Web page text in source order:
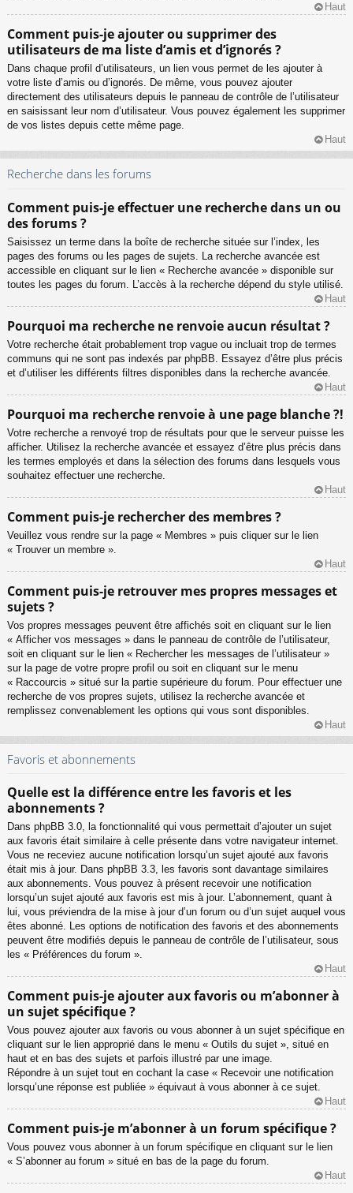
Haut
Comment puis-je ajouter ou supprimer des
utilisateurs de ma liste d’amis et d’ignorés ?
Dans chaque profil d’utilisateurs, un lien vous permet de les ajouter à
votre liste d’amis ou d’ignorés. De même, vous pouvez ajouter
directement des utilisateurs depuis le panneau de contrôle de l’utilisateur
en saisissant leur nom d’utilisateur. Vous pouvez également les supprimer
de vos listes depuis cette même page.
Haut
Recherche dans les forums
Comment puis-je effectuer une recherche dans un ou
des forums ?
Saisissez un terme dans la boîte de recherche située sur l’index, les
pages des forums ou les pages de sujets. La recherche avancée est
accessible en cliquant sur le lien « Recherche avancée » disponible sur
toutes les pages du forum. L’accès à la recherche dépend du style utilisé.
Haut
Pourquoi ma recherche ne renvoie aucun résultat ?
Votre recherche était probablement trop vague ou incluait trop de termes
communs qui ne sont pas indexés par phpBB. Essayez d’être plus précis
et d’utiliser les différents filtres disponibles dans la recherche avancée.
Haut
Pourquoi ma recherche renvoie à une page blanche ?!
Votre recherche a renvoyé trop de résultats pour que le serveur puisse les
afficher. Utilisez la recherche avancée et essayez d’être plus précis dans
les termes employés et dans la sélection des forums dans lesquels vous
souhaitez effectuer une recherche.
Haut
Comment puis-je rechercher des membres ?
Veuillez vous rendre sur la page « Membres » puis cliquer sur le lien
« Trouver un membre ».
Haut
Comment puis-je retrouver mes propres messages et
sujets ?
Vos propres messages peuvent être affichés soit en cliquant sur le lien
« Afficher vos messages » dans le panneau de contrôle de l’utilisateur,
soit en cliquant sur le lien « Rechercher les messages de l’utilisateur »
sur la page de votre propre profil ou soit en cliquant sur le menu
« Raccourcis » situé sur la partie supérieure du forum. Pour effectuer une
recherche de vos propres sujets, utilisez la recherche avancée et
remplissez convenablement les options qui vous sont disponibles.
Haut
Favoris et abonnements
Quelle est la différence entre les favoris et les
abonnements ?
Dans phpBB 3.0, la fonctionnalité qui vous permettait d’ajouter un sujet
aux favoris était similaire à celle présente dans votre navigateur internet.
Vous ne receviez aucune notification lorsqu’un sujet ajouté aux favoris
était mis à jour. Dans phpBB 3.3, les favoris sont davantage similaires
aux abonnements. Vous pouvez à présent recevoir une notification
lorsqu’un sujet ajouté aux favoris est mis à jour. L’abonnement, quant à
lui, vous préviendra de la mise à jour d’un forum ou d’un sujet auquel vous
êtes abonné. Les options de notification des favoris et des abonnements
peuvent être modifiés depuis le panneau de contrôle de l’utilisateur, sous
les « Préférences du forum ».
Haut
Comment puis-je ajouter aux favoris ou m’abonner à
un sujet spécifique ?
Vous pouvez ajouter aux favoris ou vous abonner à un sujet spécifique en
cliquant sur le lien approprié dans le menu « Outils du sujet », situé en
haut et en bas des sujets et parfois illustré par une image.
Répondre à un sujet tout en cochant la case « Recevoir une notification
lorsqu’une réponse est publiée » équivaut à vous abonner à ce sujet.
Haut
Comment puis-je m’abonner à un forum spécifique ?
Vous pouvez vous abonner à un forum spécifique en cliquant sur le lien
« S’abonner au forum » situé en bas de la page du forum.
Haut